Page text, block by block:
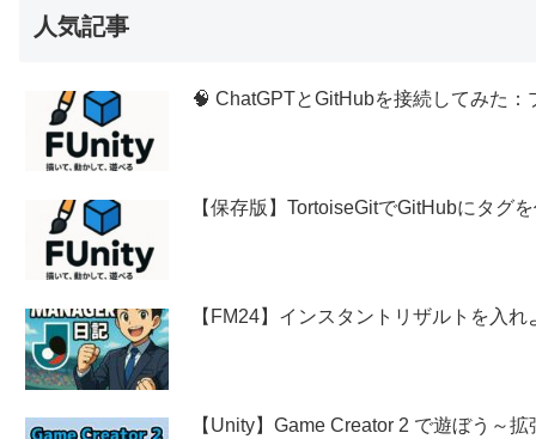
人気記事
🧠 ChatGPTとGitHubを接続してみた
【保存版】TortoiseGitでGitHubにタグ
【FM24】インスタントリザルトを入れ
【Unity】Game Creator 2 で遊ぼう～